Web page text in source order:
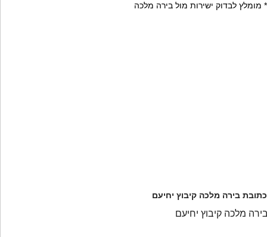
* מומלץ לבדוק ישירות מול בירה מלכה
כתובת בירה מלכה קיבוץ יחיעם
מלכה קיבוץ יחיעם